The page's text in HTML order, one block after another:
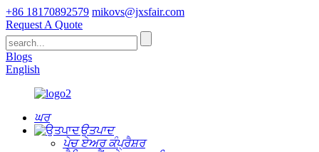
+86 18170892579 mikovs@jxsfair.com
Request A Quote
Blogs
English
ਘਰ
ਉਤਪਾਦ
ਪੇਚ ਏਅਰ ਕੰਪ੍ਰੈਸ਼ਰ